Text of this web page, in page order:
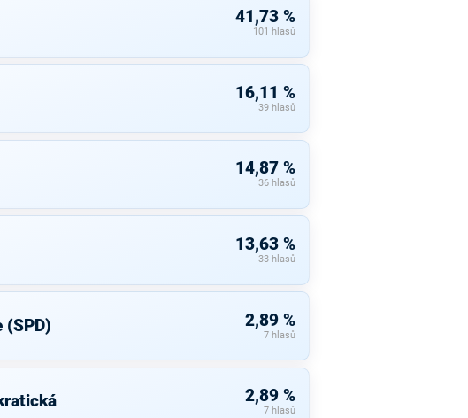
41,73 %
101 hlasů
16,11 %
39 hlasů
14,87 %
36 hlasů
13,63 %
33 hlasů
(SPD) 2,89 %
7 hlasů
2,89 %
7 hlasů